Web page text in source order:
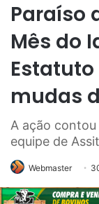
Paraíso
Mês do
mudas
A ação
equipe de
Webmaster